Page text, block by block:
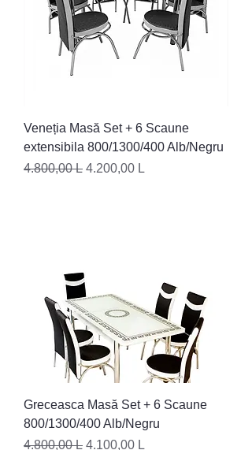
Veneția Masă Set + 6 Scaune
extensibila 800/1300/400 Alb/Negru
Preț normal
4.800,00 L Preț redus
4.200,00 L
Greceasca Masă Set + 6 Scaune
800/1300/400 Alb/Negru
Preț normal
4.800,00 L Preț redus
4.100,00 L